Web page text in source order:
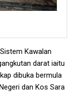
Kawalan
darat iaitu
dibuka bermula
dan Kos Sara